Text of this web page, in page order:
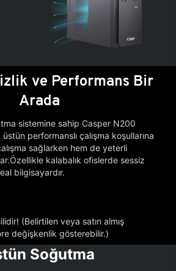
ve Performans Bir
Arada
sistemine sahip Casper N200
performanslı çalışma koşullarına
sağlarken hem de yeterli
kalabalık ofislerde sessiz
bilgisayardır.
(Belirtilen veya satın almış
değişkenlik gösterebilir.)
Soğutma